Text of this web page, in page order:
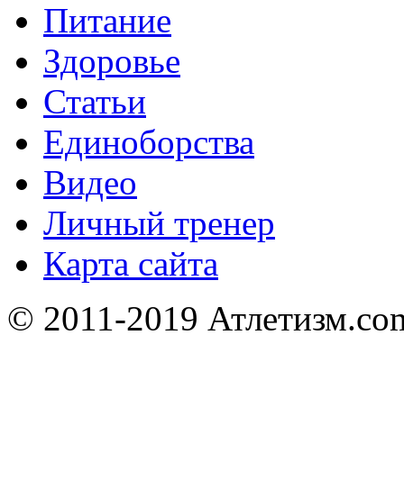
Питание
Здоровье
Статьи
Единоборства
Видео
Личный тренер
Карта сайта
© 2011-2019